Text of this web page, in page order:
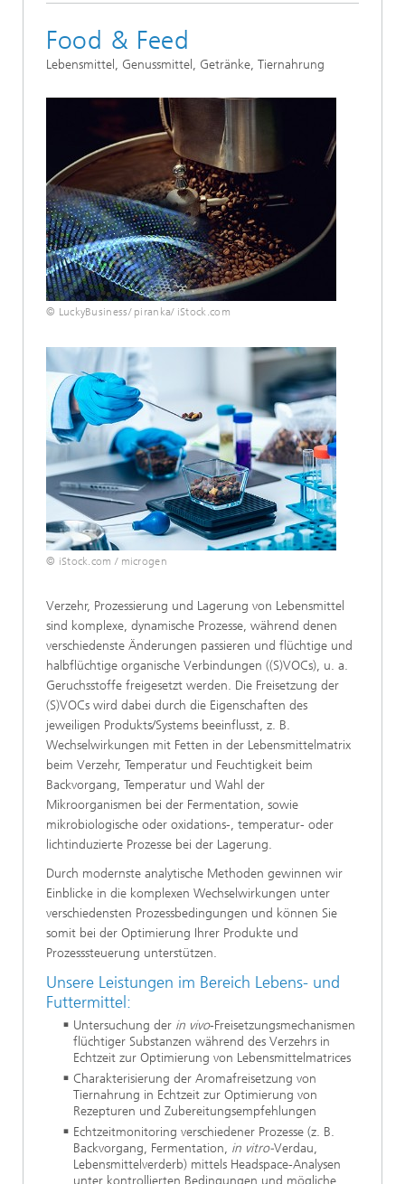
Food & Feed
Lebensmittel, Genussmittel, Getränke, Tiernahrung
© LuckyBusiness/ piranka/ iStock.com
© iStock.com / microgen
Verzehr, Prozessierung und Lagerung von Lebensmittel
sind komplexe, dynamische Prozesse, während denen
verschiedenste Änderungen passieren und flüchtige und
halbflüchtige organische Verbindungen ((S)VOCs), u. a.
Geruchsstoffe freigesetzt werden. Die Freisetzung der
(S)VOCs wird dabei durch die Eigenschaften des
jeweiligen Produkts/Systems beeinflusst, z. B.
Wechselwirkungen mit Fetten in der Lebensmittelmatrix
beim Verzehr, Temperatur und Feuchtigkeit beim
Backvorgang, Temperatur und Wahl der
Mikroorganismen bei der Fermentation, sowie
mikrobiologische oder oxidations-, temperatur- oder
lichtinduzierte Prozesse bei der Lagerung.
Durch modernste analytische Methoden gewinnen wir
Einblicke in die komplexen Wechselwirkungen unter
verschiedensten Prozessbedingungen und können Sie
somit bei der Optimierung Ihrer Produkte und
Prozesssteuerung unterstützen.
Unsere Leistungen im Bereich Lebens- und
Futtermittel:
Untersuchung der in vivo-Freisetzungsmechanismen
flüchtiger Substanzen während des Verzehrs in
Echtzeit zur Optimierung von Lebensmittelmatrices
Charakterisierung der Aromafreisetzung von
Tiernahrung in Echtzeit zur Optimierung von
Rezepturen und Zubereitungsempfehlungen
Echtzeitmonitoring verschiedener Prozesse (z. B.
Backvorgang, Fermentation, in vitro-Verdau,
Lebensmittelverderb) mittels Headspace-Analysen
unter kontrollierten Bedingungen und mögliche